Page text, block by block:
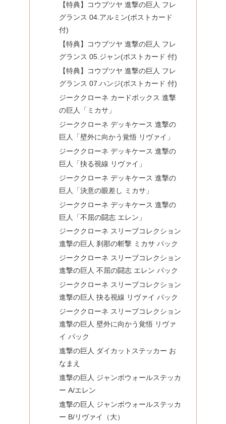
【特典】コウブツヤ 進撃の巨人 フレ
グランス 04.アルミン(ポストカード
付)
【特典】コウブツヤ 進撃の巨人 フレ
グランス 05.ジャン(ポストカード 付)
【特典】コウブツヤ 進撃の巨人 フレ
グランス 07.ハンジ(ポストカード 付)
ジーククローネ カードボックス 進撃
の巨人「ミカサ」
ジーククローネ デッキケース 進撃の
巨人「壁外に向かう覚悟 リヴァイ」
ジーククローネ デッキケース 進撃の
巨人「抉る視線 リヴァイ」
ジーククローネ デッキケース 進撃の
巨人「決意の眼差し ミカサ」
ジーククローネ デッキケース 進撃の
巨人「不屈の闘志 エレン」
ジーククローネ スリーブコレクション
進撃の巨人 刹那の斬撃 ミカサ パック
ジーククローネ スリーブコレクション
進撃の巨人 不屈の闘志 エレン パック
ジーククローネ スリーブコレクション
進撃の巨人 抉る視線 リヴァイ パック
ジーククローネ スリーブコレクション
進撃の巨人 壁外に向かう覚悟 リヴァ
イ パック
進撃の巨人 ダイカットステッカー お
なまえ
進撃の巨人 ジャンボウォールステッカ
ー A/エレン
進撃の巨人 ジャンボウォールステッカ
ー B/リヴァイ（大）